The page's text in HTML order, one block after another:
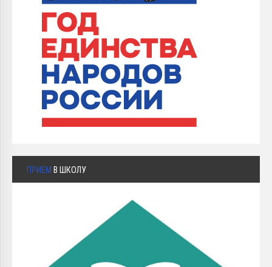
ПРИЕМ В ШКОЛУ